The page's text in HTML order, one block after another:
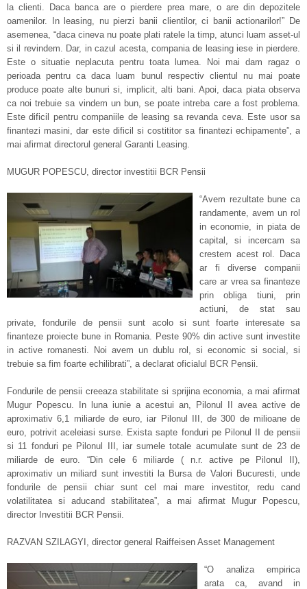
la clienti. Daca banca are o pierdere prea mare, o are din depozitele
oamenilor. In leasing, nu pierzi banii clientilor, ci banii actionarilor!” De
asemenea, “daca cineva nu poate plati ratele la timp, atunci luam asset-ul
si il revindem. Dar, in cazul acesta, compania de leasing iese in pierdere.
Este o situatie neplacuta pentru toata lumea. Noi mai dam ragaz o
perioada pentru ca daca luam bunul respectiv clientul nu mai poate
produce poate alte bunuri si, implicit, alti bani. Apoi, daca piata observa
ca noi trebuie sa vindem un bun, se poate intreba care a fost problema.
Este dificil pentru companiile de leasing sa revanda ceva. Este usor sa
finantezi masini, dar este dificil si costititor sa finantezi echipamente”, a
mai afirmat directorul general Garanti Leasing.
MUGUR POPESCU, director investitii BCR Pensii
“Avem rezultate bune ca
randamente, avem un rol
in economie, in piata de
capital, si incercam sa
crestem acest rol. Daca
ar fi diverse companii
care ar vrea sa finanteze
prin obliga tiuni, prin
actiuni, de stat sau
private, fondurile de pensii sunt acolo si sunt foarte interesate sa
finanteze proiecte bune in Romania. Peste 90% din active sunt investite
in active romanesti. Noi avem un dublu rol, si economic si social, si
trebuie sa fim foarte echilibrati”, a declarat oficialul BCR Pensii.
Fondurile de pensii creeaza stabilitate si sprijina economia, a mai afirmat
Mugur Popescu. In luna iunie a acestui an, Pilonul II avea active de
aproximativ 6,1 miliarde de euro, iar Pilonul III, de 300 de milioane de
euro, potrivit aceleiasi surse. Exista sapte fonduri pe Pilonul II de pensii
si 11 fonduri pe Pilonul III, iar sumele totale acumulate sunt de 23 de
miliarde de euro. “Din cele 6 miliarde ( n.r. active pe Pilonul II),
aproximativ un miliard sunt investiti la Bursa de Valori Bucuresti, unde
fondurile de pensii chiar sunt cel mai mare investitor, redu cand
volatilitatea si aducand stabilitatea”, a mai afirmat Mugur Popescu,
director Investitii BCR Pensii.
RAZVAN SZILAGYI, director general Raiffeisen Asset Management
“O analiza empirica
arata ca, avand in